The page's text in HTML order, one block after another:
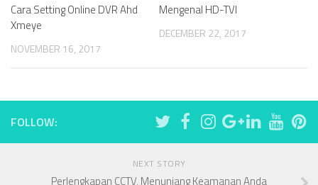
Cara Setting Online DVR Ahd
Xmeye
NOVEMBER 16, 2017
Mengenal HD-TVI
DECEMBER 22, 2017
FOLLOW:
NEXT STORY
Perlengkapan CCTV, Menunjang Keamanan Anda